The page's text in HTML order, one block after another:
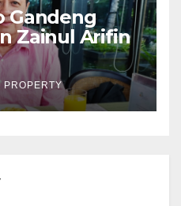
Gandeng
Zainul Arifin
PROPERTY